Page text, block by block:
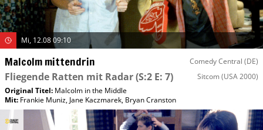
Mi, 12.08 09:10
Malcolm mittendrin Comedy Central (DE)
Fliegende Ratten mit Radar(S:2 E: 7) Sitcom (USA 2000)
Original Titel: Malcolm in the Middle
Mit: Frankie Muniz,Jane Kaczmarek, Bryan Cranston